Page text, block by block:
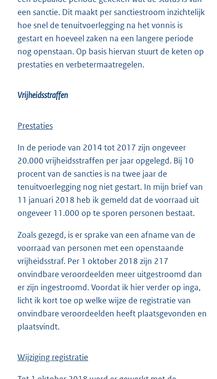
een sanctie. Dit maakt per sanctiestroom inzichtelijk
hoe snel de tenuitvoerlegging na het vonnis is
gestart en hoeveel zaken na een langere periode
nog openstaan. Op basis hiervan stuurt de keten op
prestaties en verbetermaatregelen.
Vrijheidsstraffen
Prestaties
In de periode van 2014 tot 2017 zijn ongeveer
20.000 vrijheidsstraffen per jaar opgelegd. Bij 10
procent van de sancties is na twee jaar de
tenuitvoerlegging nog niet gestart. In mijn brief van
11 januari 2018 heb ik gemeld dat de voorraad uit
ongeveer 11.000 op te sporen personen bestaat.
Zoals gezegd, is er sprake van een afname van de
voorraad van personen met een openstaande
vrijheidsstraf. Per 1 oktober 2018 zijn 217
onvindbare veroordeelden meer uitgestroomd dan
er zijn ingestroomd. Voordat ik hier verder op inga,
licht ik kort toe op welke wijze de registratie van
onvindbare veroordeelden heeft plaatsgevonden en
plaatsvindt.
Wijziging registratie